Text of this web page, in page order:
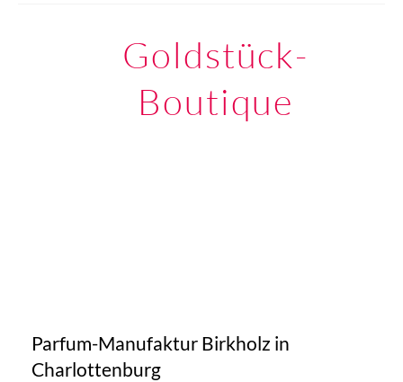
Goldstück-
Boutique
Parfum-Manufaktur Birkholz in
Charlottenburg